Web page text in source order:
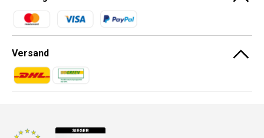
Zahlungsmethoden
Versand
Zahlungsmethoden
Zahlungsmethoden